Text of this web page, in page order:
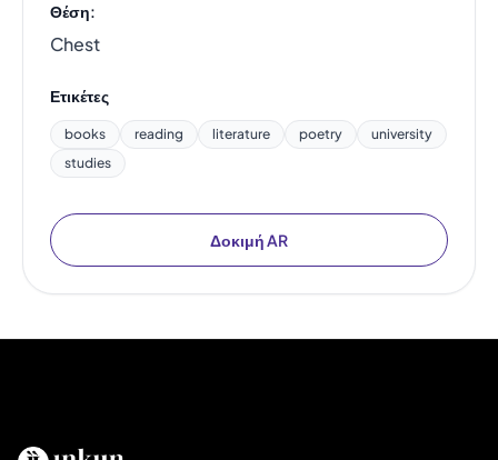
Θέση:
Chest
Ετικέτες
books reading literature poetry
university
studies
Δοκιμή AR